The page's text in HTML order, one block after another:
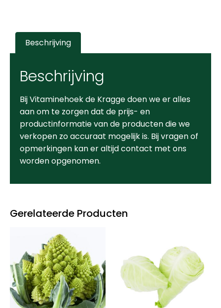
Gerelateerde Producten
Beschrijving
Beschrijving
Bij Vitaminehoek de Kragge doen we er alles
aan om te zorgen dat de prijs- en
productinformatie van de producten die we
verkopen zo accuraat mogelijk is. Bij vragen of
opmerkingen kan er altijd contact met ons
worden opgenomen.